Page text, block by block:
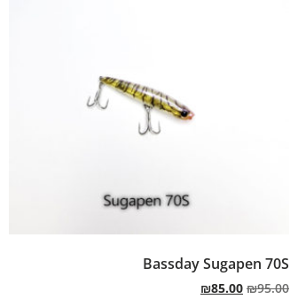
Bassday Sugapen 70S
₪95.00
₪85.00